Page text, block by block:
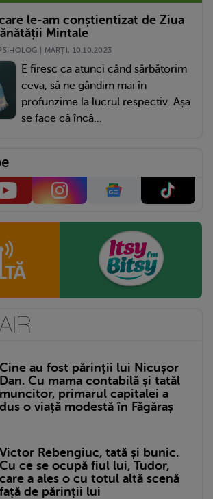
le-am conștientizat de Ziua
Mintale
| MARŢI, 10.10.2023
E firesc ca atunci când sărbătorim
ceva, să ne gândim mai în
profunzime la lucrul respectiv. Așa
se face că încă...
Cine au fost părinții lui Nicușor
Dan. Cu mama contabilă și tatăl
muncitor, primarul capitalei a
dus o viață modestă în Făgăraș
Victor Rebengiuc, tată și bunic.
Cu ce se ocupă fiul lui, Tudor,
care a ales o cu totul altă scenă
față de părinții lui